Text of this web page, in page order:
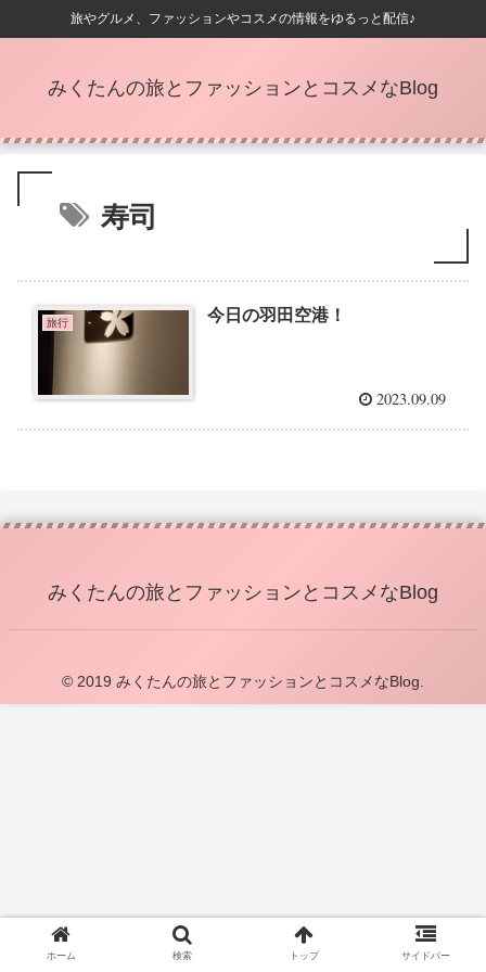
旅やグルメ、ファッションやコスメの情報をゆるっと配信♪
みくたんの旅とファッションとコスメなBlog
寿司
旅行 今日の羽田空港！
2023.09.09
みくたんの旅とファッションとコスメなBlog
© 2019 みくたんの旅とファッションとコスメなBlog.
ホーム 検索 トップ サイドバー